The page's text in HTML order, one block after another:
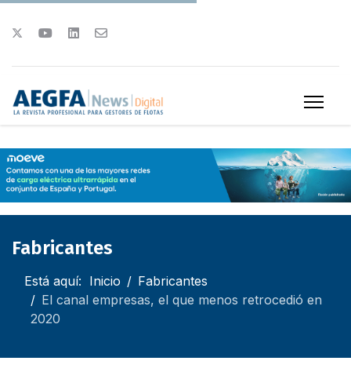
Fabricantes
Está aquí: Inicio
Fabricantes
El canal empresas, el que menos retrocedió en
2020